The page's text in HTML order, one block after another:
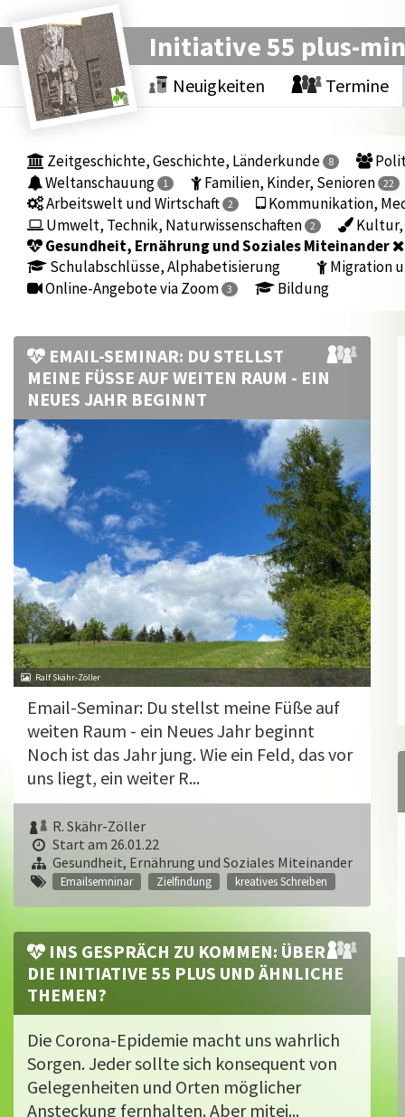
Initiative 55 plus-
Neuigkeiten Termine
Zeitgeschichte, Geschichte, Länderkunde 8
Weltanschauung
1 Familien, Kinder, Senioren 22
Arbeitswelt und Wirtschaft 2
Kommunikation,
Umwelt, Technik, Naturwissenschaften
2
Kultur,
Gesundheit, Ernährung und Soziales Miteinander
Schulabschlüsse, Alphabetisierung
Migration
Online-Angebote via Zoom
3 Bildung
EMAIL-SEMINAR: DU STELLST
MEINE FÜSSE AUF WEITEN RAUM - EIN N
EUES JAHR BEGINNT
Ralf Skähr-Zöller
Email-Seminar: Du stellst meine Füße auf
weiten Raum - ein Neues Jahr beginnt
Noch ist das Jahr jung. Wie ein Feld, das vor
uns liegt, ein weiter R...
R. Skähr-Zöller
Start am 26.01.22
Gesundheit, Ernährung und Soziales Miteinander
Emailsemninar Zielfindung kreatives Schreiben
INS GESPRÄCH ZU KOMMEN: ÜBER
DIE INITIATIVE 55 PLUS UND ÄHNLICHE
THEMEN?
Die Corona-Epidemie macht uns wahrlich
Sorgen. Jeder sollte sich konsequent von
Gelegenheiten und Orten möglicher
Ansteckung fernhalten. Aber mitei...